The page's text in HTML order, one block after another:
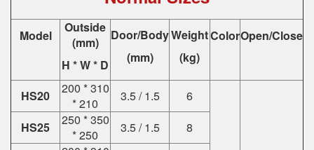
Model
Outside
(mm)
H * W * D
Door/Body
(mm)
Weight
(kg)
ColorOpen/Close
HS20
200 * 310
* 210
3.5 / 1.5 6
HS25
250 * 350
* 250
3.5 / 1.5
8